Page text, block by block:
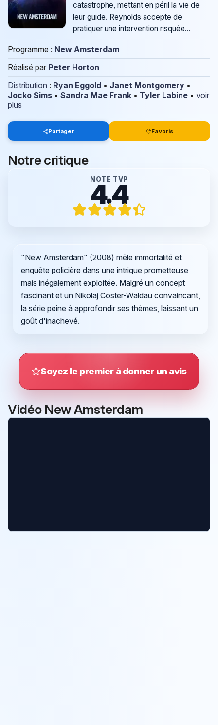
catastrophe, mettant en péril la vie de
leur guide. Reynolds accepte de
pratiquer une intervention risquée...
Programme : New Amsterdam
Réalisé par Peter Horton
Distribution : Ryan Eggold • Janet Montgomery •
Jocko Sims • Sandra Mae Frank • Tyler Labine • voir
plus
Partager Favoris
Notre critique
NOTE TVP
4.4
"New Amsterdam" (2008) mêle immortalité et
enquête policière dans une intrigue prometteuse
mais inégalement exploitée. Malgré un concept
fascinant et un Nikolaj Coster-Waldau convaincant,
la série peine à approfondir ses thèmes, laissant un
goût d'inachevé.
Soyez le premier à donner un avis
Vidéo New Amsterdam